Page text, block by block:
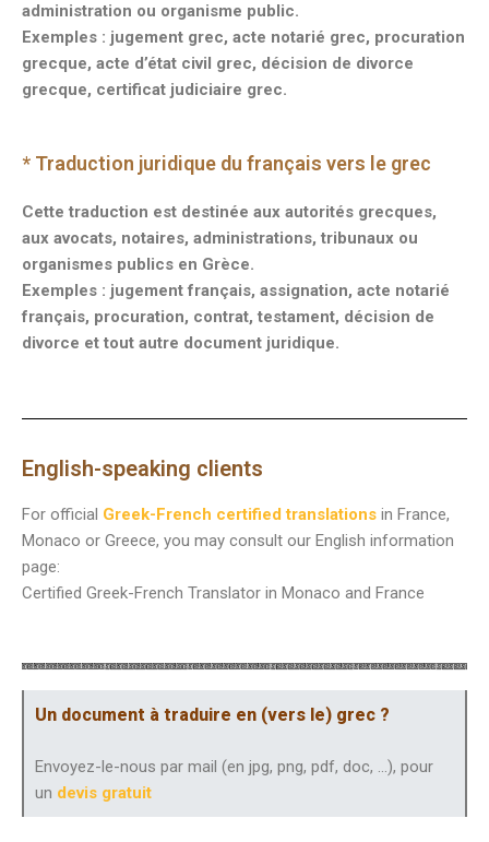
administration ou organisme public.
Exemples : jugement grec, acte notarié grec, procuration
grecque, acte d’état civil grec, décision de divorce
grecque, certificat judiciaire grec.
* Traduction juridique du français vers le grec
Cette traduction est destinée aux autorités grecques,
aux avocats, notaires, administrations, tribunaux ou
organismes publics en Grèce.
Exemples : jugement français, assignation, acte notarié
français, procuration, contrat, testament, décision de
divorce et tout autre document juridique.
English-speaking clients
For official Greek-French certified translations in France,
Monaco or Greece, you may consult our English information
page:
Certified Greek-French Translator in Monaco and France
Un document à traduire en (vers le) grec ?
Envoyez-le-nous par mail (en jpg, png, pdf, doc, …), pour
un devis gratuit